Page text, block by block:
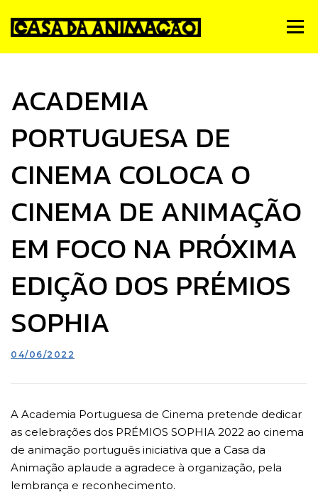
content
Menu
Estúdios Animateca FMA PNA Contactos
ACADEMIA
PORTUGUESA DE
CINEMA COLOCA O
CINEMA DE ANIMAÇÃO
EM FOCO NA PRÓXIMA
EDIÇÃO DOS PRÉMIOS
SOPHIA
04/06/2022
A Academia Portuguesa de Cinema pretende dedicar
as celebrações dos PRÉMIOS SOPHIA 2022 ao cinema
de animação português iniciativa que a Casa da
Animação aplaude a agradece à organização, pela
lembrança e reconhecimento.